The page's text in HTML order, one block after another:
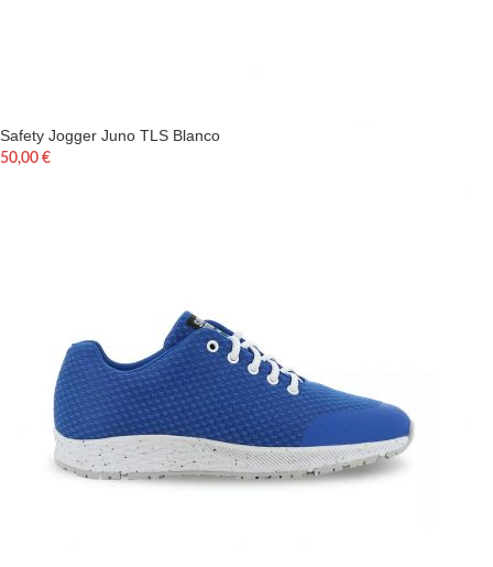
Safety Jogger Juno TLS Blanco
50,00 €